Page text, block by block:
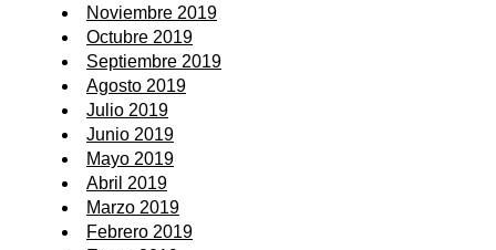
Noviembre 2019
Octubre 2019
Septiembre 2019
Agosto 2019
Julio 2019
Junio 2019
Mayo 2019
Abril 2019
Marzo 2019
Febrero 2019